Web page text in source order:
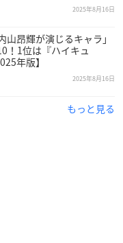
2025年8月16日
山昂輝が演じるキャラ」
！1位は『ハイキュ
年版】
2025年8月16日
もっと見る